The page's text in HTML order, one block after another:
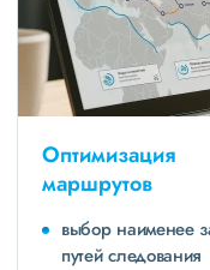
Оптимизация
маршрутов
выбор наименее
путей следования